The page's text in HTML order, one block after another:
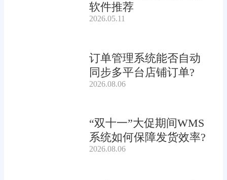
软件推荐
2026.05.11
订单管理系统能否自动
同步多平台店铺订单?
2026.08.06
“双十一”大促期间WMS
系统如何保障发货效率?
2026.08.06